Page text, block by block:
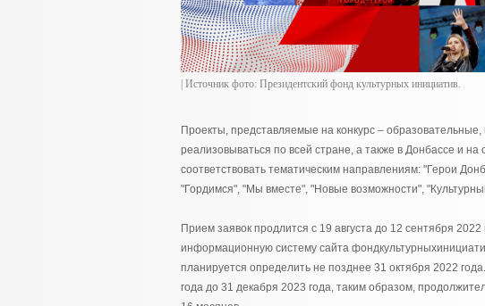
| Источник фото: Президентский фонд культурных инициатив.
Проекты, представляемые на конкурс – образовательные,
реализовываться по всей стране, а также в Донбассе и
соответствовать тематическим направлениям: "Герои
"Гордимся", "Мы вместе", "Новые возможности",
Прием заявок продлится с 19 августа до 12 сентября
информационную систему сайта
планируется определить не позднее 31 октября 2022
года до 31 декабря 2023 года, таким образом,